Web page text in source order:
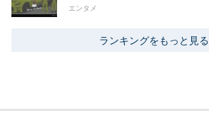
エンタメ
ランキングをもっと見る